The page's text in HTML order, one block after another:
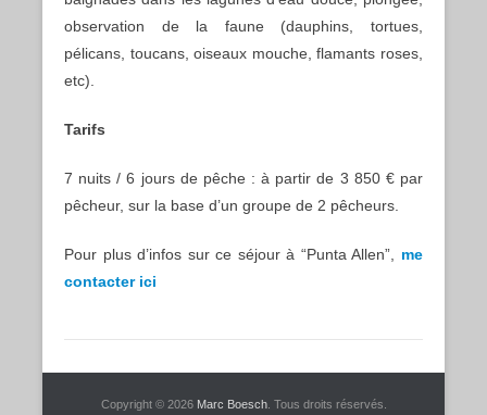
observation de la faune (dauphins, tortues,
pélicans, toucans, oiseaux mouche, flamants roses,
etc).
Tarifs
7 nuits / 6 jours de pêche : à partir de 3 850 € par
pêcheur, sur la base d’un groupe de 2 pêcheurs.
Pour plus d’infos sur ce séjour à “Punta Allen”, me
contacter ici
Copyright © 2026 Marc Boesch. Tous droits réservés.